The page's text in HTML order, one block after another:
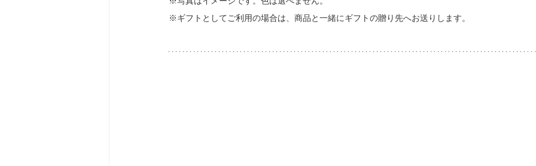
※ギフトとしてご利用の場合は、商品と一緒にギフトの贈り先へお送りします。